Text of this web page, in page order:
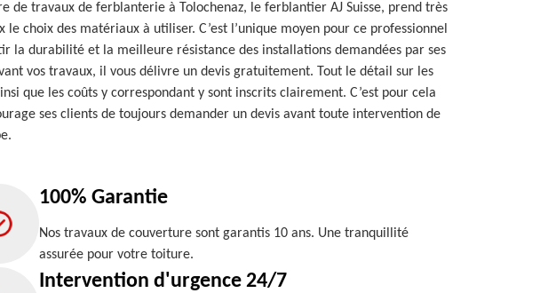
de travaux de ferblanterie à Tolochenaz, le ferblantier AJ Suisse, prend très
le choix des matériaux à utiliser. C’est l’unique moyen pour ce professionnel
la durabilité et la meilleure résistance des installations demandées par ses
vos travaux, il vous délivre un devis gratuitement. Tout le détail sur les
que les coûts y correspondant y sont inscrits clairement. C’est pour cela
ses clients de toujours demander un devis avant toute intervention de
100% Garantie
Nos travaux de couverture sont garantis 10 ans. Une tranquillité
assurée pour votre toiture.
Intervention d'urgence 24/7